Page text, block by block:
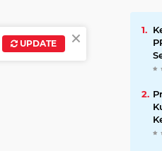
×
UPDATE